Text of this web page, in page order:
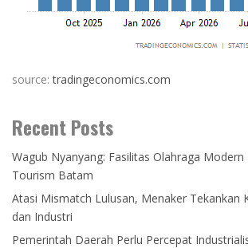
source:tradingeconomics.com
Recent Posts
Wagub Nyanyang: Fasilitas Olahraga
Tourism Batam
Atasi Mismatch Lulusan, Menaker Tekankan
dan Industri
Pemerintah Daerah Perlu Percepat